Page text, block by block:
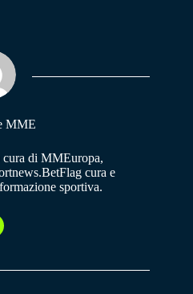
MME
cura di MMEuropa,
cura e
sportiva.